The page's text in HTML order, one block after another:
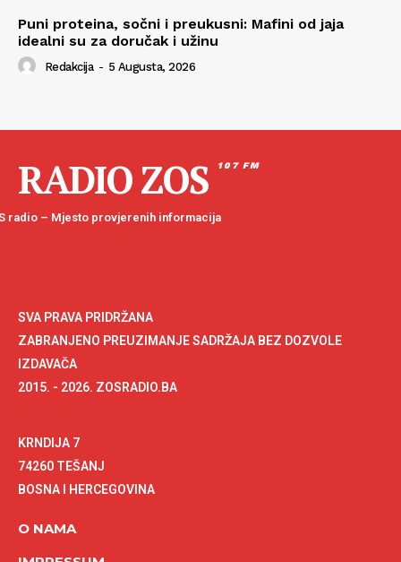
Puni proteina, sočni i preukusni: Mafini od jaja
idealni su za doručak i užinu
Redakcija - 5 Augusta, 2026
RADIO ZOS 107 FM
radio – Mjesto provjerenih informacija
SVA PRAVA PRIDRŽANA
ZABRANJENO PREUZIMANJE SADRŽAJA BEZ DOZVOLE
IZDAVAČA
2015. - 2026. ZOSRADIO.BA
KRNDIJA 7
74260 TEŠANJ
BOSNA I HERCEGOVINA
O NAMA